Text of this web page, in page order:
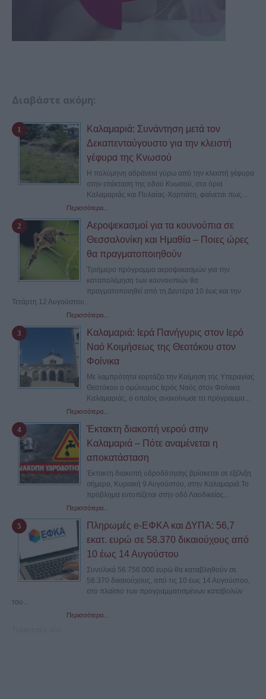
Διαβάστε ακόμη:
Καλαμαριά: Συνάντηση μετά τον
Δεκαπενταύγουστο για την κλειστή
γέφυρα της Κνωσού
Η πολύμηνη αδράνεια γύρω από την κλειστή γέφυρα
στην επέκταση της οδού Κνωσού, στα όρια
Καλαμαριάς και Πυλαίας-Χορτιάτη, φαίνεται πως...
Περισσότερα...
Αεροψεκασμοί για τα κουνούπια σε
Θεσσαλονίκη και Ημαθία – Ποιες ώρες
θα πραγματοποιηθούν
Τριήμερο πρόγραμμα αεροψεκασμών για την
καταπολέμηση των κουνουπιών θα
πραγματοποιηθεί από τη Δευτέρα 10 έως και την
Τετάρτη 12 Αυγούστου...
Περισσότερα...
Καλαμαριά: Ιερά Πανήγυρις στον Ιερό
Ναό Κοιμήσεως της Θεοτόκου στον
Φοίνικα
Με λαμπρότητα εορτάζει την Κοίμηση της Υπεραγίας
Θεοτόκου ο ομώνυμος Ιερός Ναός στον Φοίνικα
Καλαμαριάς, ο οποίος ανακοίνωσε το πρόγραμμα...
Περισσότερα...
Έκτακτη διακοπή νερού στην
Καλαμαριά – Πότε αναμένεται η
αποκατάσταση
Έκτακτη διακοπή υδροδότησης βρίσκεται σε εξέλιξη
σήμερα, Κυριακή 9 Αυγούστου, στην Καλαμαριά.Το
πρόβλημα εντοπίζεται στην οδό Λαοδικείας...
Περισσότερα...
Πληρωμές e-ΕΦΚΑ και ΔΥΠΑ: 56,7
εκατ. ευρώ σε 58.370 δικαιούχους από
10 έως 14 Αυγούστου
Συνολικά 56.756.000 ευρώ θα καταβληθούν σε
58.370 δικαιούχους, από τις 10 έως 14 Αυγούστου,
στο πλαίσιο των προγραμματισμένων καταβολών
του...
Περισσότερα...